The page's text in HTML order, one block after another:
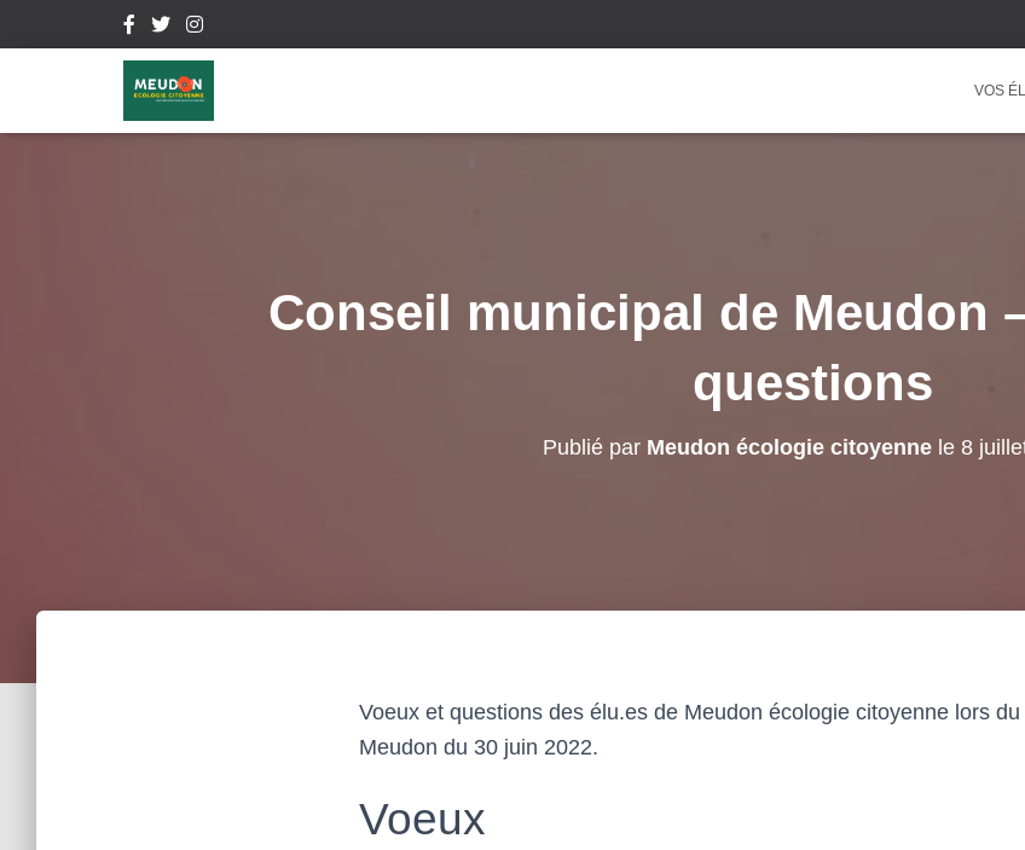
VOS
Conseil municipal de Meudon
questions
Publié par Meudon écologie citoyennele 8
Voeux et questions des élu.es de Meudon écologie citoyenne lors
Meudon du 30 juin 2022.
Voeux